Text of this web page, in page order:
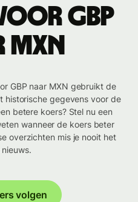
GBP
GBP naar MXN gebruikt de
historische gegevens voor de
betere koers? Stel nu een
wanneer de koers beter
overzichten mis je nooit het
volgen